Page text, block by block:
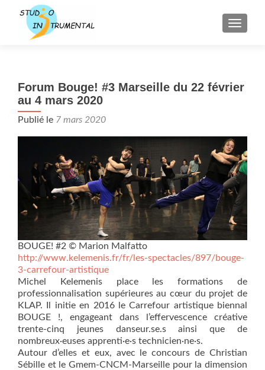
Forum Bouge! #3 Marseille du 22 février
au 4 mars 2020
Publié le 7 mars 2020
BOUGE! #2 © Marion Malfatto
http://www.kelemenis.fr/fr/les-spectacles/897/bouge-
3-carrefour-artistique
Michel Kelemenis place les formations de
professionnalisation supérieures au cœur du projet de
KLAP. Il initie en 2016 le Carrefour artistique biennal
BOUGE !, engageant dans l’effervescence créative
trente-cinq jeunes danseur.se.s ainsi que de
nombreux·euses apprenti·e·s technicien·ne·s.
Autour d’elles et eux, avec le concours de Christian
Sébille et le Gmem-CNCM-Marseille pour la dimension